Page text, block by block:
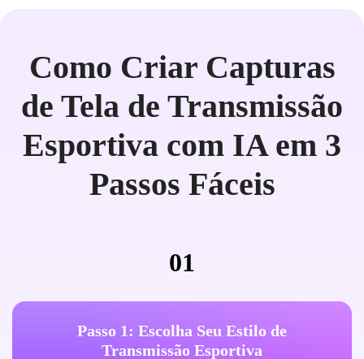
Como Criar Capturas
de Tela de Transmissão
Esportiva com IA em 3
Passos Fáceis
01
Passo 1: Escolha Seu Estilo de
Transmissão Esportiva